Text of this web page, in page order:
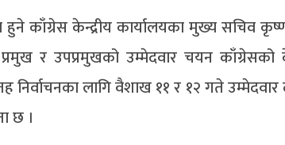
काँग्रेस केन्द्रीय कार्यालयका मुख्य सचिव
र उपप्रमुखको उम्मेदवार चयन काँग्रेसको
लागि वैशाख ११ र १२ गते उम्मेदवार
छ ।